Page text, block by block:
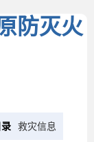
防灭火
救灾信息